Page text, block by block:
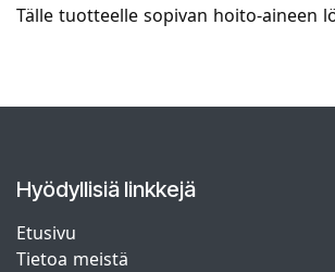
Tälle tuotteelle sopivan hoito-aineen
Hyödyllisiä linkkejä
Etusivu
Tietoa meistä